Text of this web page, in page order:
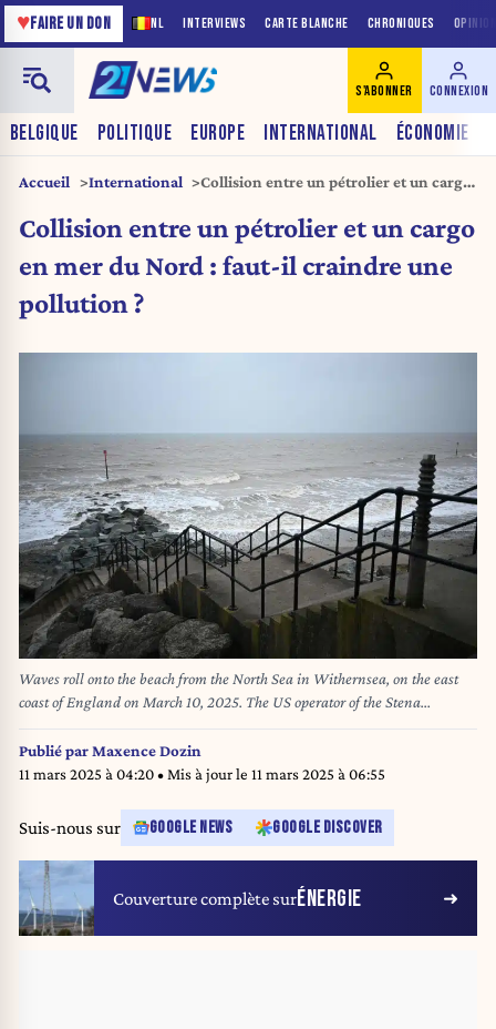
NL INTERVIEWS CARTE BLANCHE CHRONIQUES
♥FAIRE UN DON
BELGIQUE POLITIQUE EUROPE INTERNATIONAL ÉCONOMIE
S'ABONNER CONNEXION
Accueil International
Collision entre un pétrolier et un cargo
pollution ?
Collision entre un pétrolier et un cargo
en mer du Nord : faut-il craindre une
pollution ?
Waves roll onto the beach from the North Sea in Withernsea, on the east
coast of England on March 10, 2025. The US operator of the Stena
Immaculate, an oil tanker hit by a cargo ship in the North Sea, off the coast
of Withernsea on Monday said its crew had abandoned the tanker after a
fuel leak and multiple explosions. "While anchored off the North Sea coast
Immaculate was struck by the container ship Solong," Crowley Maritime
said in a statement. (Photo by Paul ELLIS / AFP)
Publié parMaxence Dozin
11 mars 2025 à 04:20• Mis à jour le 11 mars 2025 à 06:55
Suis-nous sur GOOGLE NEWS GOOGLE DISCOVER
Couverture complète surÉNERGIE